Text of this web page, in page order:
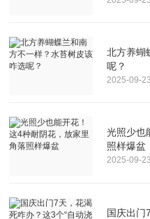
北方养蝴
呢？
2025-09-
光照少也
照样爆盆
2025-09-
国庆出门